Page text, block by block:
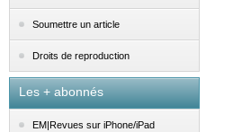
Soumettre un article
Droits de reproduction
Les + abonnés
EM|Revues sur iPhone/iPad